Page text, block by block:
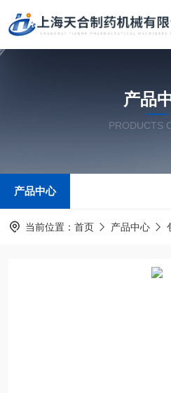
产品
PRODUCTS
产品中心
当前位置： 首页 产品中心